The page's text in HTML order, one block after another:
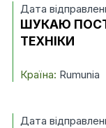
Дата
ШУКАЮ
ТЕХНІКИ
Країна: Rumunia
Дата